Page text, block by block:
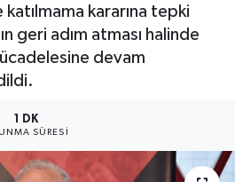
katılmama kararına tepki
geri adım atması halinde
devam
1 DK
SÜRESI